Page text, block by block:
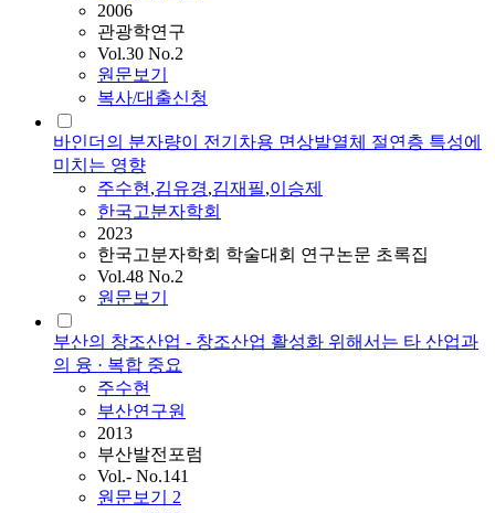
2006
관광학연구
Vol.30 No.2
원문보기
복사/대출신청
바인더의 분자량이 전기차용 면상발열체 절연층 특성에
미치는 영향
주수현,김유경,김재필,이승제
한국고분자학회
2023
한국고분자학회 학술대회 연구논문 초록집
Vol.48 No.2
원문보기
부산의 창조산업 - 창조산업 활성화 위해서는 타 산업과
의 융 · 복합 중요
주수현
부산연구원
2013
부산발전포럼
Vol.- No.141
원문보기 2